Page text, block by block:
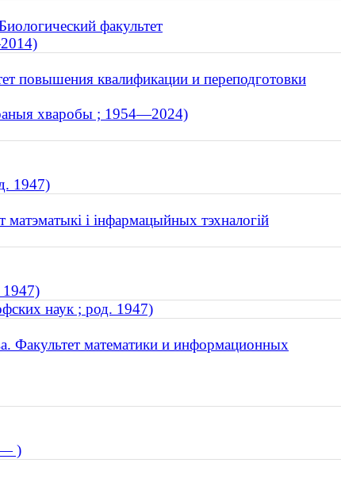
факультет
повышения квалификации и переподготовки
хваробы ; 1954—2024)
1947)
і інфармацыйных тэхналогій
1947)
наук ; род. 1947)
Факультет математики и информационных
)